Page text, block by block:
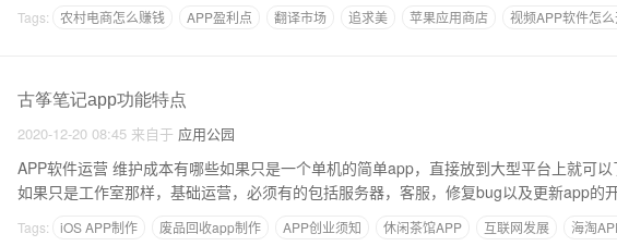
Tags: 农村电商怎么赚钱 APP盈利点 翻译市场 追求美 苹果应用商店 视频APP软件怎
古筝笔记app功能特点
2020-12-20 08:45 来自于 应用公园
APP软件运营 维护成本有哪些如果只是一个单机的简单app，直接放到大型平台上就可以
如果只是工作室那样，基础运营，必须有的包括服务器，客服，修复bug以及更新app的
Tags: iOS APP制作 废品回收app制作 APP创业须知 休闲茶馆APP 互联网发展 海淘